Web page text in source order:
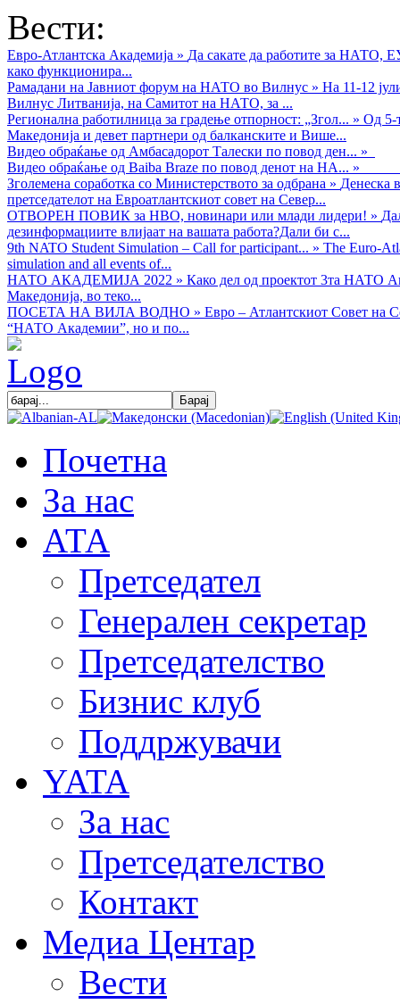
Вести:
Евро-Атлантска Академија » Да сакате да работите за НАТО,
како функционира...
Рамадани на Јавниот форум на НАТО во Вилнус » На 11-12
Вилнус Литванија, на Самитот на НАТО, за ...
Регионална работилница за градење отпорност: „Згол... » Од 5-
Македонија и девет партнери од балканските и Више...
Видео обраќањe од Амбасадорот Талески по повод ден... »
Видео обраќање од Baiba Braze по повод денот на НА... »
Зголемена соработка со Министерството за одбрана » Денеска
претседателот на Евроатлантскиот совет на Север...
ОТВОРЕН ПОВИК за НВО, новинари или млади лидери! »
дезинформациите влијаат на вашата работа?Дали би с...
9th NATO Student Simulation – Call for participant... » The Euro-
simulation and all events of...
НАТО АКАДЕМИЈА 2022 » Како дел од проектот 3та НАТО
Македонија, во теко...
ПОСЕТА НА ВИЛА ВОДНО » Евро – Атлантскиот Совет на
“НАТО Академии”, но и по...
Почетна
За нас
АТА
Претседател
Генерален секретар
Претседателство
Бизнис клуб
Поддржувачи
YATA
За нас
Претседателство
Контакт
Медиа Центар
Вести